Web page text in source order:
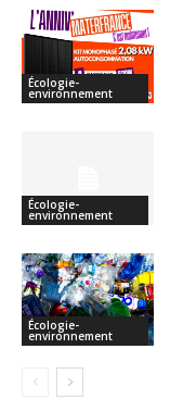
Écologie-
environnement
Écologie-
environnement
Écologie-
environnement